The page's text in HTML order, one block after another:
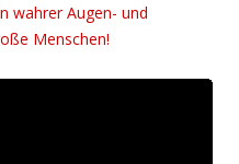
wahrer Augen- und
Menschen!